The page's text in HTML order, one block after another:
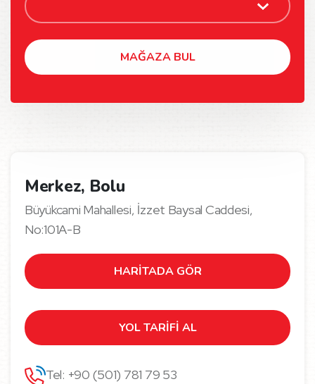
MAĞAZA BUL
Merkez, Bolu
Büyükcami Mahallesi, İzzet Baysal Caddesi,
No:101A-B
HARİTADA GÖR
YOL TARİFİ AL
Tel: +90 (501) 781 79 53